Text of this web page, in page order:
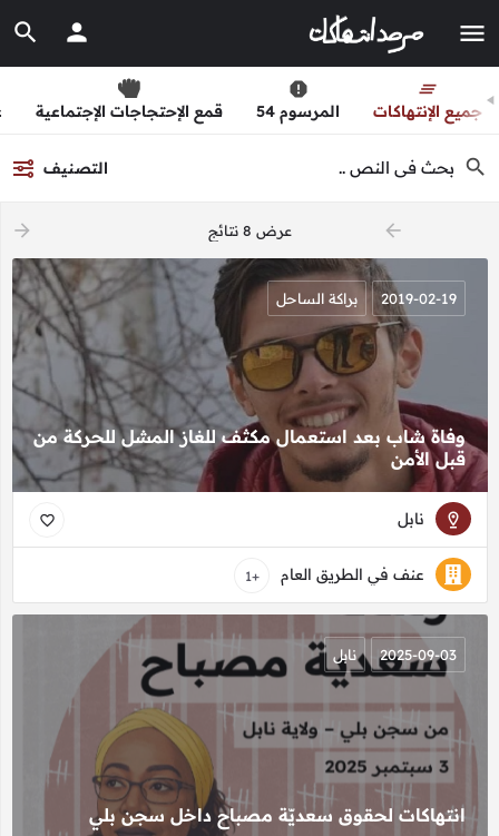
جميع الإنتهاكات المرسوم 54 قمع الإحتجاجات الإجتماعية
التصنيف
arrow_backward عرض 8 نتائج arrow_forward
وفاة شاب بعد استعمال مكثف للغاز المشل للحركة من
قبل الأمن
2019-02-19 براكة الساحل
نابل
عنف في الطريق العام +1
انتهاكات لحقوق سعديّة مصباح داخل سجن بلي
2025-09-03 نابل